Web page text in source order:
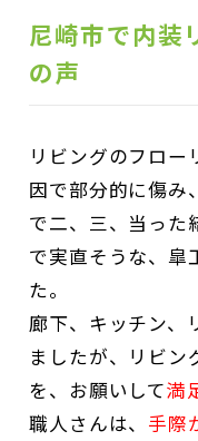
尼崎市で内装
の声
リビングのフロー
因で部分的に傷み
で二、三、当った
で実直そうな、皐
た。
廊下、キッチン、
ましたが、リビン
を、お願いして満
職人さんは、 手際